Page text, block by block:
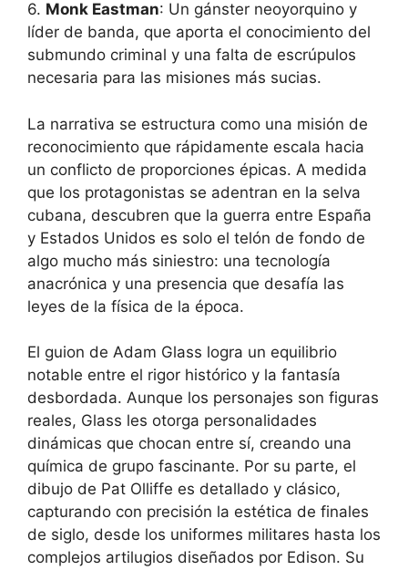
6. Monk Eastman: Un gánster neoyorquino y
líder de banda, que aporta el conocimiento del
submundo criminal y una falta de escrúpulos
necesaria para las misiones más sucias.
La narrativa se estructura como una misión de
reconocimiento que rápidamente escala hacia
un conflicto de proporciones épicas. A medida
que los protagonistas se adentran en la selva
cubana, descubren que la guerra entre España
y Estados Unidos es solo el telón de fondo de
algo mucho más siniestro: una tecnología
anacrónica y una presencia que desafía las
leyes de la física de la época.
El guion de Adam Glass logra un equilibrio
notable entre el rigor histórico y la fantasía
desbordada. Aunque los personajes son figuras
reales, Glass les otorga personalidades
dinámicas que chocan entre sí, creando una
química de grupo fascinante. Por su parte, el
dibujo de Pat Olliffe es detallado y clásico,
capturando con precisión la estética de finales
de siglo, desde los uniformes militares hasta los
complejos artilugios diseñados por Edison. Su